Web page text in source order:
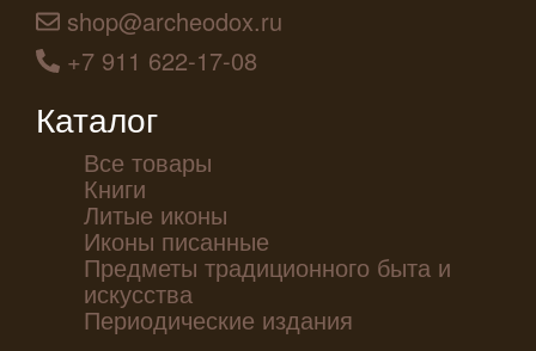
shop@archeodox.ru
+7 911 622-17-08
Каталог
Все товары
Книги
Литые иконы
Иконы писанные
Предметы традиционного быта и
искусства
Периодические издания